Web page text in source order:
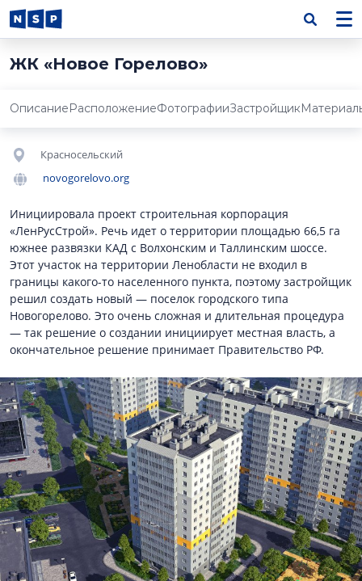
ЖК «Новое Горелово»
ОписаниеРасположениеФотографииЗастройщик
Инициировала проект строительная корпорация
«ЛенРусСтрой». Речь идет о территории площадью 66,5 га
южнее развязки КАД с Волхонским и Таллинским шоссе.
Этот участок на территории Ленобласти не входил в
границы какого-то населенного пункта, поэтому застройщик
решил создать новый — поселок городского типа
Новогорелово. Это очень сложная и длительная процедура
— так решение о создании инициирует местная власть, а
окончательное решение принимает Правительство РФ.
Красносельский
novogorelovo.org